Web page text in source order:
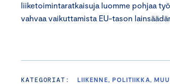
liiketoimintaratkaisuja luomme pohjaa
vahvaa vaikuttamista EU-tason
KATEGORIAT: LIIKENNE, POLITIIKKA,